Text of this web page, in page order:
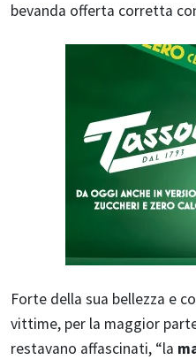
bevanda offerta corretta
Forte della sua bellezza e
vittime, per la maggior
restavano affascinati, “la